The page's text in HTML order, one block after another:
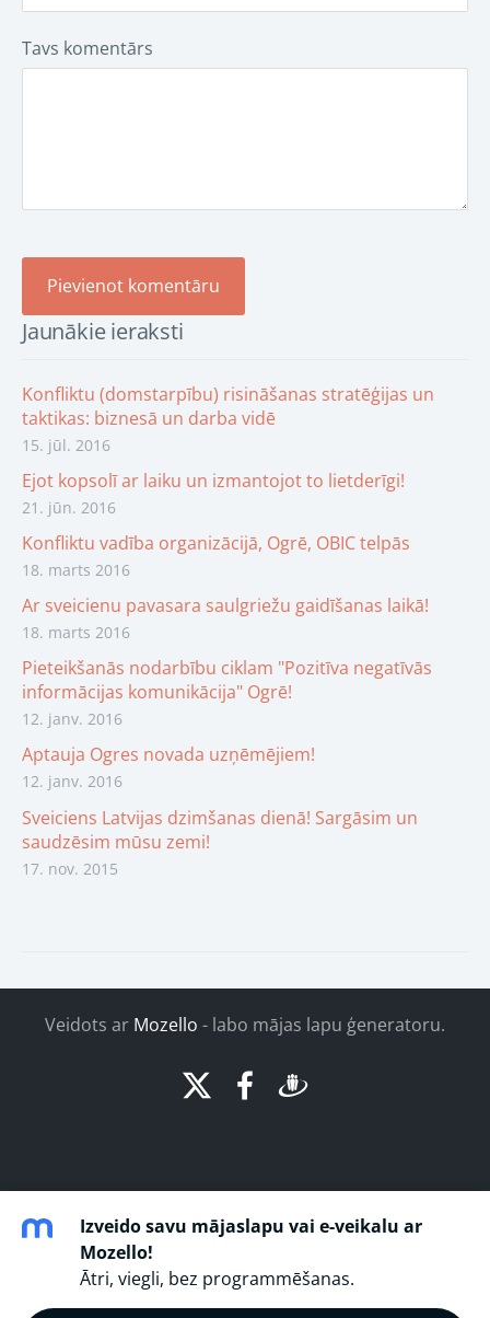
Jaunākie ieraksti
Konfliktu (domstarpību) risināšanas stratēģijas un
taktikas: biznesā un darba vidē
15. jūl. 2016
Ejot kopsolī ar laiku un izmantojot to lietderīgi!
21. jūn. 2016
Konfliktu vadība organizācijā, Ogrē, OBIC telpās
18. marts 2016
Ar sveicienu pavasara saulgriežu gaidīšanas laikā!
18. marts 2016
Pieteikšanās nodarbību ciklam "Pozitīva negatīvās
informācijas komunikācija" Ogrē!
12. janv. 2016
Aptauja Ogres novada uzņēmējiem!
12. janv. 2016
Sveiciens Latvijas dzimšanas dienā! Sargāsim un
saudzēsim mūsu zemi!
17. nov. 2015
Tavs komentārs
Veidots ar Mozello - labo mājas lapu ģeneratoru.
Izveido savu mājaslapu vai e-veikalu ar
Mozello!
Ātri, viegli, bez programmēšanas.